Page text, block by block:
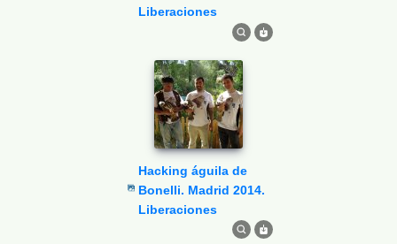
Liberaciones
Hacking águila de
Bonelli. Madrid 2014.
Liberaciones